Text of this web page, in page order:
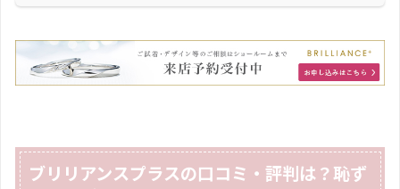
ブリリアンスプラスの口コミ・評判は？恥ず